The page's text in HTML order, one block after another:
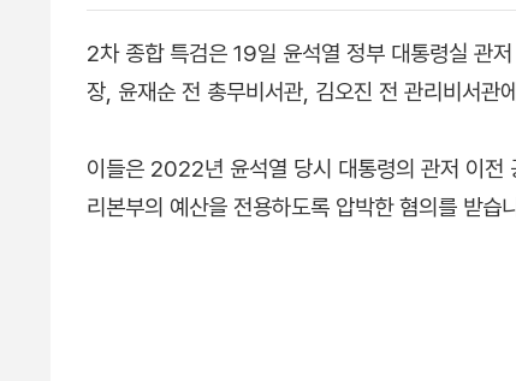
2차 종합 특검은 19일 윤석열 정부 대통령실 관
장, 윤재순 전 총무비서관, 김오진 전 관리비서관
이들은 2022년 윤석열 당시 대통령의 관저 이전
리본부의 예산을 전용하도록 압박한 혐의를 받습